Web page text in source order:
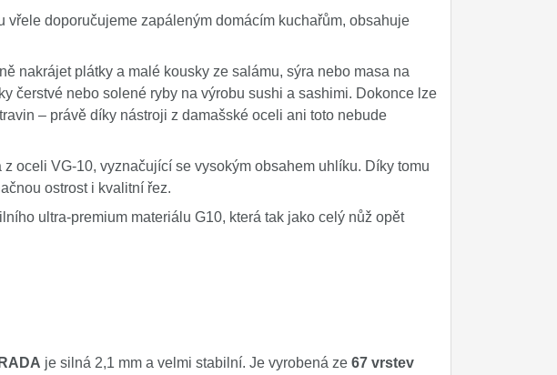
vřele doporučujeme zapáleným domácím kuchařům, obsahuje
nakrájet plátky a malé kousky ze salámu, sýra nebo masa na
čerstvé nebo solené ryby na výrobu sushi a sashimi. Dokonce lze
– právě díky nástroji z damašské oceli ani toto nebude
oceli VG-10, vyznačující se vysokým obsahem uhlíku. Díky tomu
ostrost i kvalitní řez.
ultra-premium materiálu G10, která tak jako celý nůž opět
je silná 2,1 mm a velmi stabilní. Je vyrobená ze 67 vrstev